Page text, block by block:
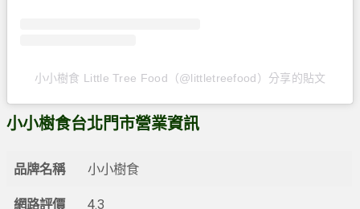
小小樹食 Little Tree Food（@littletreefood）分享的貼文
小小樹食台北門市營業資訊
品牌名稱 小小樹食
網路評價 4.3